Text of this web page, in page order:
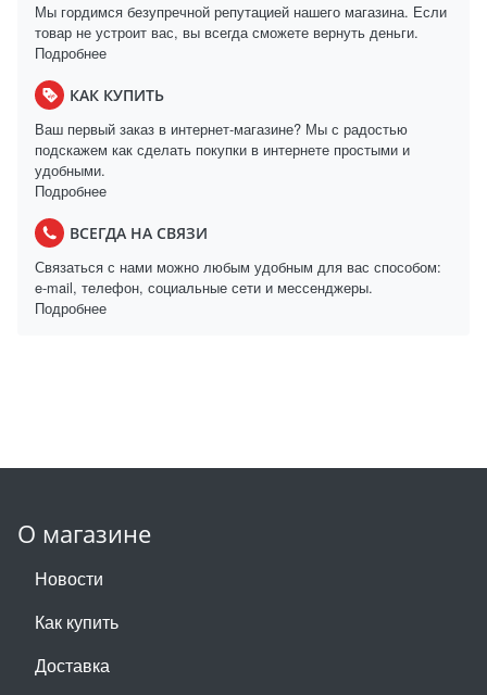
Мы гордимся безупречной репутацией нашего магазина. Если
товар не устроит вас, вы всегда сможете вернуть деньги.
Подробнее
КАК КУПИТЬ
Ваш первый заказ в интернет-магазине? Мы с радостью
подскажем как сделать покупки в интернете простыми и
удобными.
Подробнее
ВСЕГДА НА СВЯЗИ
Связаться с нами можно любым удобным для вас способом:
e-mail, телефон, социальные сети и мессенджеры.
Подробнее
О магазине
Новости
Как купить
Доставка